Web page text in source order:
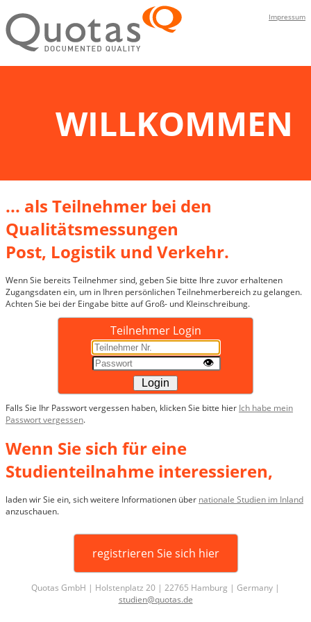
Impressum
WILLKOMMEN
... als Teilnehmer bei den
Qualitätsmessungen
Post, Logistik und Verkehr.
Wenn Sie bereits Teilnehmer sind, geben Sie bitte Ihre zuvor erhaltenen
Zugangsdaten ein, um in Ihren persönlichen Teilnehmerbereich zu gelangen.
Achten Sie bei der Eingabe bitte auf Groß- und Kleinschreibung.
Teilnehmer Login
👁
Login
Falls Sie Ihr Passwort vergessen haben, klicken Sie bitte hier Ich habe mein
Passwort vergessen.
Wenn Sie sich für eine
Studienteilnahme interessieren,
laden wir Sie ein, sich weitere Informationen über nationale Studien im Inland
anzuschauen.
registrieren Sie sich hier
Quotas GmbH | Holstenplatz 20 | 22765 Hamburg | Germany |
studien@quotas.de